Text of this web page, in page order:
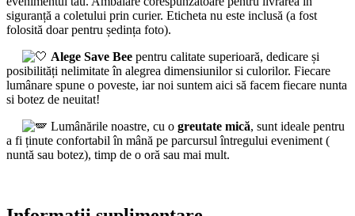
siguranță a coletului prin curier. Eticheta nu este inclusă (a fost
folosită doar pentru ședința foto).
Alege Save Bee pentru calitate superioară, dedicare și
posibilități nelimitate în alegrea dimensiunilor si culorilor. Fiecare
lumânare spune o poveste, iar noi suntem aici să facem fiecare nunta
si botez de neuitat!
Lumânările noastre, cu o greutate mică, sunt ideale pentru
a fi ținute confortabil în mână pe parcursul întregului eveniment (
nuntă sau botez), timp de o oră sau mai mult.